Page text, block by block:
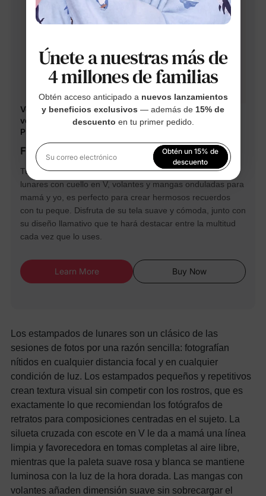
Vestido cruzado de lunares rosas con escote en V,
volantes y mangas onduladas para mamá y para mí
PinkyWhite
From $21.99
Tu nuevo conjunto favorito, el vestido rosa cruzado de
lunares con cuello en V, volantes y mangas onduladas para
mamá y yo, es perfecto para crear hermosos recuerdos
con tu peque. Disfruta de su tela suave y cómoda, junto con
su diseño llamativo que te hará destacar entre la multitud
cada vez que lo uses.
Learn More Buy Now
Los estampados de lunares son un clásico de las
sesiones de fotos por una razón sencilla: fotografían
nítidos en cualquier distancia focal y en cualquier
condición de luz. Los estampados pequeños y repetitivos
crean textura visual sin competir con los rostros, que es
exactamente lo que recomiendan los fotógrafos de
retratos para composiciones centradas en el sujeto. La
silueta cruzada con escote en V le da a mamá una línea
limpia y favorecedora en tomas completas al aire libre,
mientras que la paleta suave rosa y blanca se mantiene
luminosa con la luz de la hora dorada. Las mangas con
volantes añaden dimensión suave sin sobrecargar el
Únete a nuestras más de
4 millones de familias
Obtén acceso anticipado a nuevos lanzamientos
y beneficios exclusivos — además de 15% de
descuento en tu primer pedido.
Su correo electrónico
Obtén un 15% de
descuento
Al registrarte, aceptas nuestraPolítica de privacidad